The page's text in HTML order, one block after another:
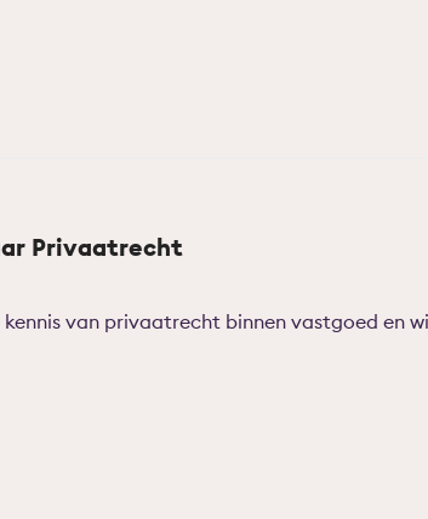
Privaatrecht
van privaatrecht binnen vastgoed en